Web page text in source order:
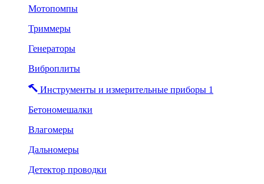
Мотопомпы
Триммеры
Генераторы
Виброплиты
Инструменты и измерительные приборы 1
Бетономешалки
Влагомеры
Дальномеры
Детектор проводки